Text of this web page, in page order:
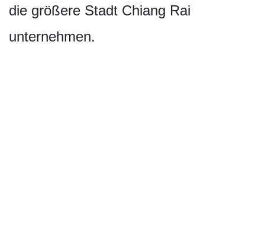
die größere Stadt Chiang Rai
unternehmen.